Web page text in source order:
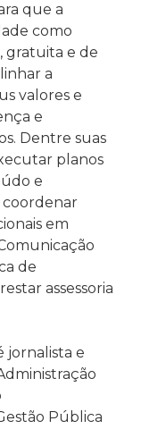
que a
como
gratuita e de
a
valores e
e
Dentre suas
planos
e
coordenar
em
de
assessoria
jornalista e
Pública